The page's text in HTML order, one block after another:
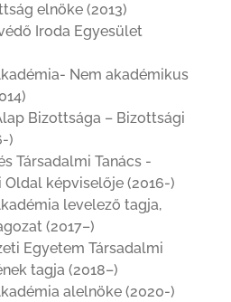
elnöke (2013)
Iroda Egyesület
Nem akadémikus
Bizottsága – Bizottsági
)
Társadalmi Tanács -
Oldal képviselője (2016-)
levelező tagja,
(2017–)
Egyetem Társadalmi
tagja (2018–)
alelnöke (2020-)